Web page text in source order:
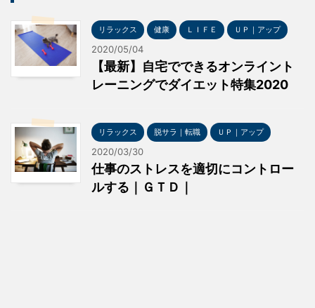
リラックス 健康 ＬＩＦＥ ＵＰ｜アップ
2020/05/04
【最新】自宅でできるオンライント
レーニングでダイエット特集2020
リラックス 脱サラ｜転職 ＵＰ｜アップ
2020/03/30
仕事のストレスを適切にコントロー
ルする｜ＧＴＤ｜